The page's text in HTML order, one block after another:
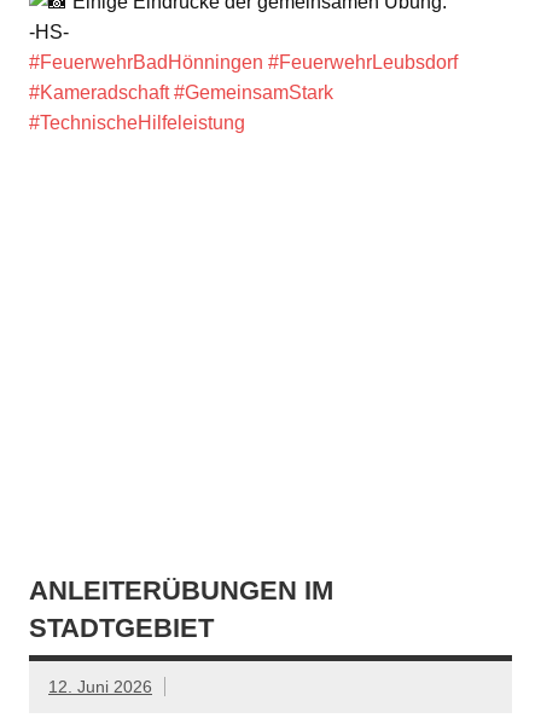
-HS-
#FeuerwehrBadHönningen #FeuerwehrLeubsdorf
#Kameradschaft #GemeinsamStark
#TechnischeHilfeleistung
ANLEITERÜBUNGEN IM
STADTGEBIET
12. Juni 2026